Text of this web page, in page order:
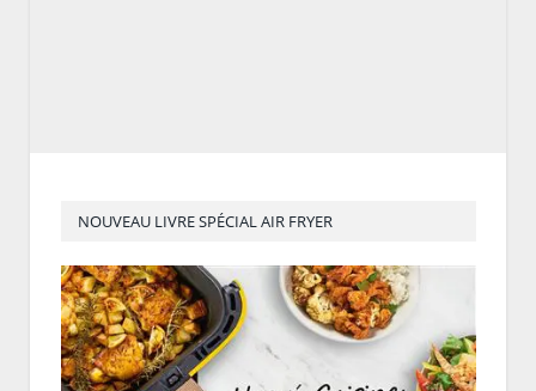
NOUVEAU LIVRE SPÉCIAL AIR FRYER